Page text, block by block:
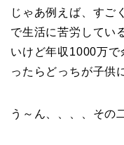
じゃあ例えば、すご
で生活に苦労してい
いけど年収1000万
ったらどっちが子供
う～ん、、、、その